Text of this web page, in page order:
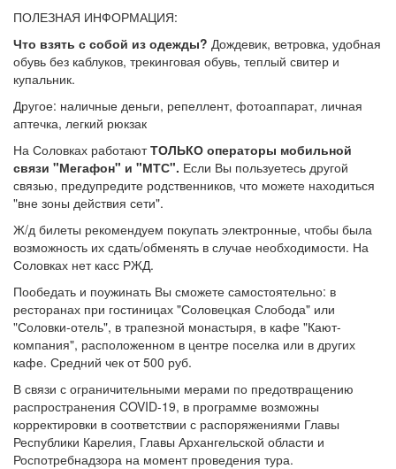
ПОЛЕЗНАЯ ИНФОРМАЦИЯ:
Что взять с собой из одежды? Дождевик, ветровка, удобная
обувь без каблуков, трекинговая обувь, теплый свитер и
купальник.
Другое: наличные деньги, репеллент, фотоаппарат, личная
аптечка, легкий рюкзак
На Соловках работаютТОЛЬКО операторы мобильной
связи "Мегафон" и "МТС". Если Вы пользуетесь другой
связью, предупредите родственников, что можете находиться
"вне зоны действия сети".
Ж/д билеты рекомендуем покупать электронные, чтобы была
возможность их сдать/обменять в случае необходимости. На
Соловках нет касс РЖД.
Пообедать и поужинать Вы сможете самостоятельно: в
ресторанах при гостиницах "Соловецкая Слобода" или
"Соловки-отель", в трапезной монастыря, в кафе "Кают-
компания", расположенном в центре поселка или в других
кафе. Средний чек от 500 руб.
В связи с ограничительными мерами по предотвращению
распространения COVID-19, в программе возможны
корректировки в соответствии с распоряжениями Главы
Республики Карелия, Главы Архангельской области и
Роспотребнадзора на момент проведения тура.